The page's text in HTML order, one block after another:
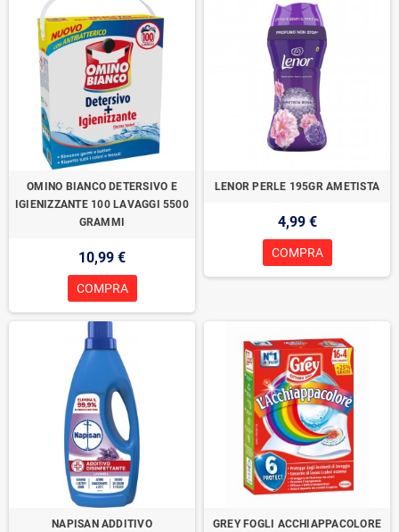
OMINO BIANCO DETERSIVO E
IGIENIZZANTE 100 LAVAGGI 5500
GRAMMI
10,99 €
COMPRA
LENOR PERLE 195GR AMETISTA
4,99 €
COMPRA
NAPISAN ADDITIVO
GREY FOGLI ACCHIAPPACOLORE